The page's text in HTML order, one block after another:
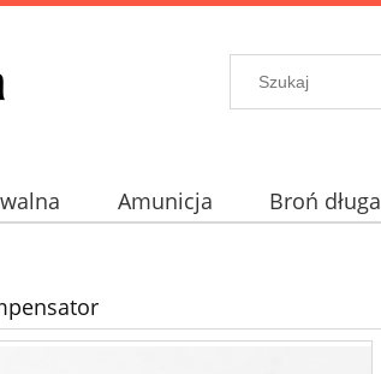
Amunicja Broń długa